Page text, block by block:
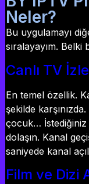
Neler?
Bu uygulamayı
sıralayayım. Belki
Canlı TV
En temel özellik.
şekilde
çocuk… İstediğiniz
dolaşın. Kanal
saniyede kanal
Film ve Dizi